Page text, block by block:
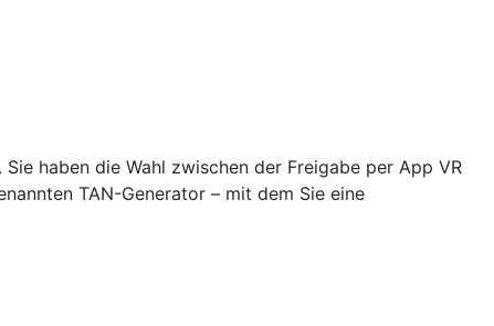
haben die Wahl zwischen der Freigabe per App VR
TAN-Generator – mit dem Sie eine